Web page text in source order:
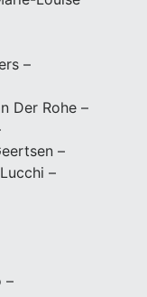
–
Der Rohe –
–
–
–